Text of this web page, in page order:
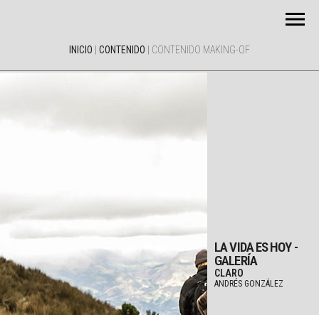
INICIO CONTENIDO CONTENIDO MAKING-OF
LA VIDA ES HOY -
GALERÍA
CLARO
ANDRÉS GONZÁLEZ